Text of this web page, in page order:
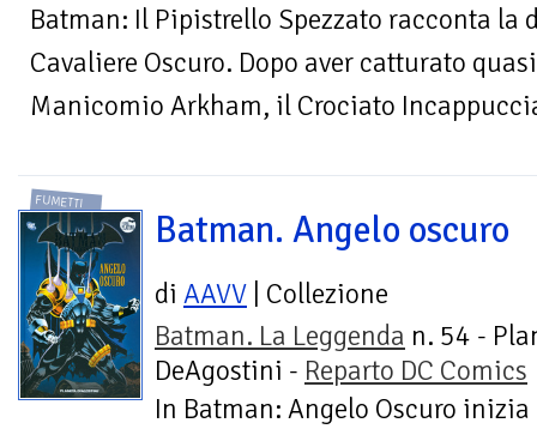
Batman: Il Pipistrello Spezzato racconta la
Cavaliere Oscuro. Dopo aver catturato
Manicomio Arkham, il Crociato
FUMETTI
Batman. Angelo oscuro
di AAVV | Collezione
Batman. La Leggenda n. 54 -
DeAgostini - Reparto DC Comics
In Batman: Angelo Oscuro inizia